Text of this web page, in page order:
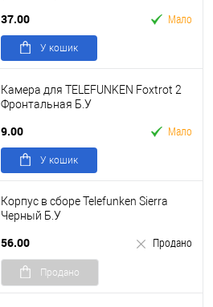
37.00 Мало
У кошик
Камера для TELEFUNKEN Foxtrot 2
Фронтальная Б.У
9.00 Мало
У кошик
Корпус в сборе Telefunken Sierra
Черный Б.У
56.00 Продано
Продано